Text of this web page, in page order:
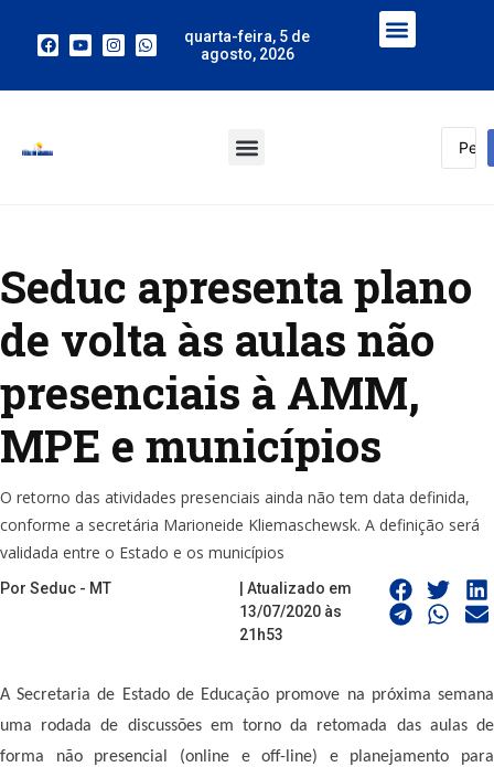
quarta-feira, 5 de
agosto, 2026
Seduc apresenta plano
de volta às aulas não
presenciais à AMM,
MPE e municípios
O retorno das atividades presenciais ainda não tem data definida,
conforme a secretária Marioneide Kliemaschewsk. A definição será
validada entre o Estado e os municípios
Por Seduc - MT
| Atualizado em
13/07/2020 às
21h53
A Secretaria de Estado de Educação promove na próxima semana
uma rodada de discussões em torno da retomada das aulas de
forma não presencial (online e off-line) e planejamento para